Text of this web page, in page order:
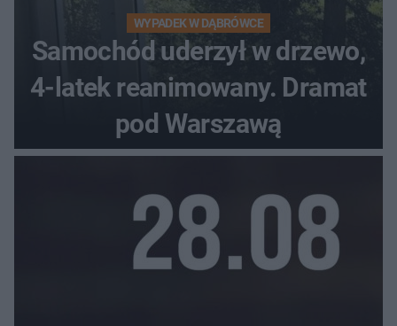
WYPADEK W DĄBRÓWCE
Samochód uderzył w drzewo,
4-latek reanimowany. Dramat
pod Warszawą